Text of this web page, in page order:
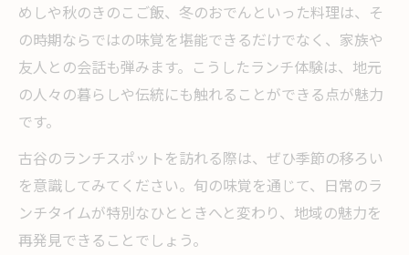
めしや秋のきのこご飯、冬のおでんといった料理は、そ
の時期ならではの味覚を堪能できるだけでなく、家族や
友人との会話も弾みます。こうしたランチ体験は、地元
の人々の暮らしや伝統にも触れることができる点が魅力
です。
古谷のランチスポットを訪れる際は、ぜひ季節の移ろい
を意識してみてください。旬の味覚を通じて、日常のラ
ンチタイムが特別なひとときへと変わり、地域の魅力を
再発見できることでしょう。